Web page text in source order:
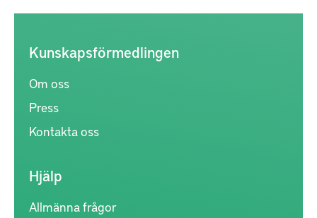
Kunskapsförmedlingen
Om oss
Press
Kontakta oss
Hjälp
Allmänna frågor